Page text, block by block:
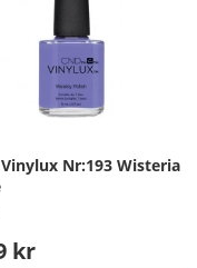
Vinylux Nr:193 Wisteria
kr